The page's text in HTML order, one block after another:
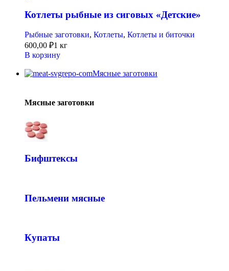
Котлеты рыбные из сиговых «Детские»
Рыбные заготовки, Котлеты, Котлеты и биточки
600,00 ₽1 кг
В корзину
Мясные заготовки
Мясные заготовки
Бифштексы
Пельмени мясные
Купаты